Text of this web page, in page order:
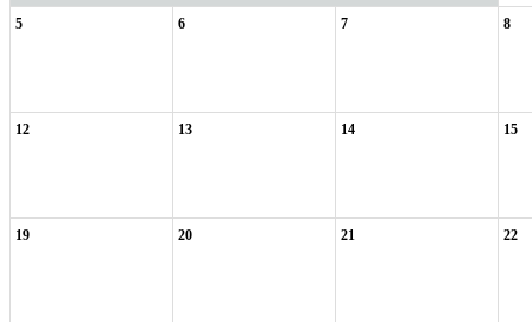
5 6 7 8
12 13 14 15
19 20 21 22